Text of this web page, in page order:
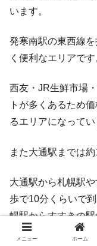
います。
発寒南駅の東西線
く便利なエリアです
西友・JR生鮮市場
トが多くあるため
るエリアになってい
また大通駅までは
大通駅から札幌駅
歩で10分くらいで
幌駅からすすきの
メニュー ホーム